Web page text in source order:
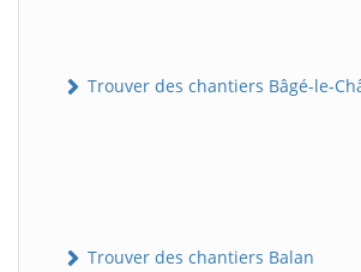
Trouver des chantiers Bâgé-le-
Trouver des chantiers Balan